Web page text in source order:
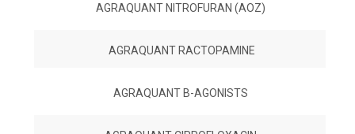
AGRAQUANT NITROFURAN (AOZ)
AGRAQUANT RACTOPAMINE
AGRAQUANT B-AGONISTS